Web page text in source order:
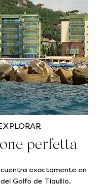
perfetta
exactamente en
Golfo de Tigullio,